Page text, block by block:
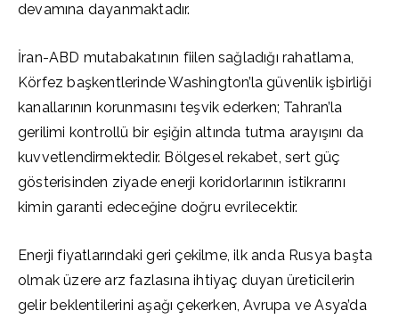
devamına dayanmaktadır.
İran-ABD mutabakatının fiilen sağladığı rahatlama,
Körfez başkentlerinde Washington’la güvenlik işbirliği
kanallarının korunmasını teşvik ederken; Tahran’la
gerilimi kontrollü bir eşiğin altında tutma arayışını da
kuvvetlendirmektedir. Bölgesel rekabet, sert güç
gösterisinden ziyade enerji koridorlarının istikrarını
kimin garanti edeceğine doğru evrilecektir.
Enerji fiyatlarındaki geri çekilme, ilk anda Rusya başta
olmak üzere arz fazlasına ihtiyaç duyan üreticilerin
gelir beklentilerini aşağı çekerken, Avrupa ve Asya’da